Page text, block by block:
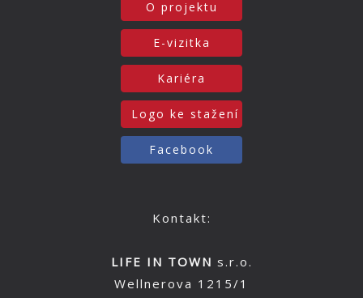
O projektu
E-vizitka
Kariéra
Logo ke stažení
Facebook
Kontakt:
LIFE IN TOWN s.r.o.
Wellnerova 1215/1